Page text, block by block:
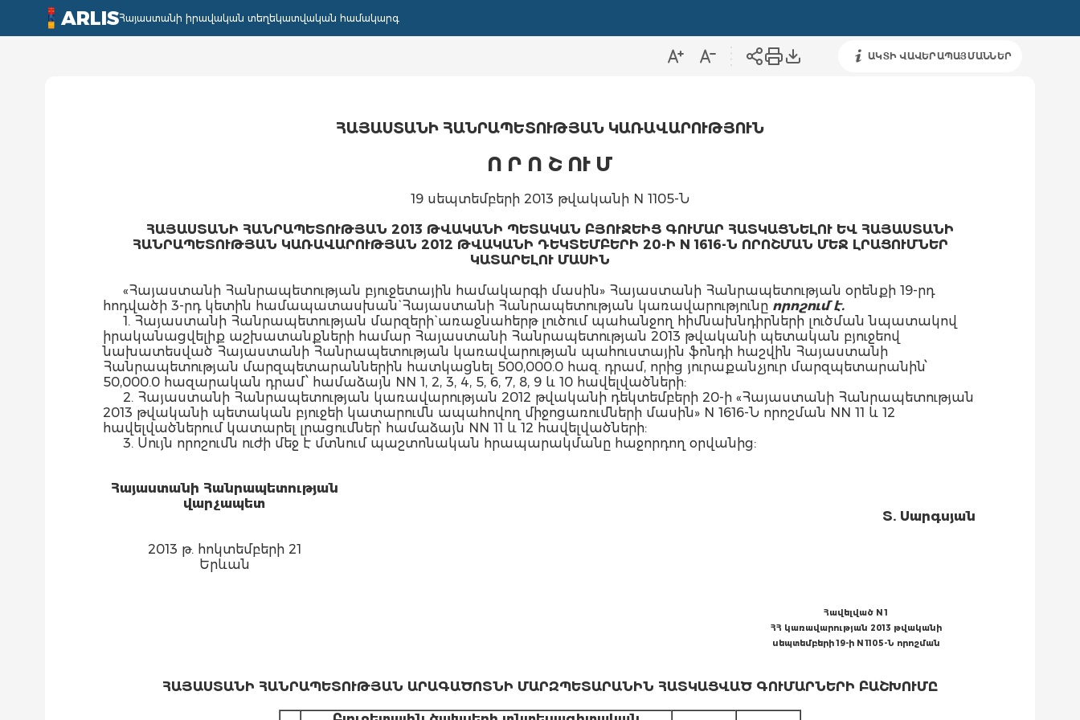
ARLISՀայաստանի իրավական տեղեկատվական համակարգ
ԱԿՏԻ ՎԱՎԵՐԱՊԱՅՄԱՆՆԵՐ
ՀԱՅԱՍՏԱՆԻ ՀԱՆՐԱՊԵՏՈՒԹՅԱՆ ԿԱՌԱՎԱՐՈՒԹՅՈՒՆ
Ո Ր Ո Շ ՈՒ Մ
19 սեպտեմբերի 2013 թվականի N 1105-Ն
ՀԱՅԱՍՏԱՆԻ ՀԱՆՐԱՊԵՏՈՒԹՅԱՆ 2013 ԹՎԱԿԱՆԻ ՊԵՏԱԿԱՆ ԲՅՈՒՋԵԻՑ ԳՈՒՄԱՐ ՀԱՏԿԱՑՆԵԼՈՒ ԵՎ ՀԱՅԱՍՏԱՆԻ
ՀԱՆՐԱՊԵՏՈՒԹՅԱՆ ԿԱՌԱՎԱՐՈՒԹՅԱՆ 2012 ԹՎԱԿԱՆԻ ԴԵԿՏԵՄԲԵՐԻ 20-Ի N 1616-Ն ՈՐՈՇՄԱՆ ՄԵՋ ԼՐԱՑՈՒՄՆԵՐ
ԿԱՏԱՐԵԼՈՒ ՄԱՍԻՆ
«Հայաստանի Հանրապետության բյուջետային համակարգի մասին» Հայաստանի Հանրապետության օրենքի 19-րդ
հոդվածի 3-րդ կետին համապատասխան` Հայաստանի Հանրապետության կառավարությունը որոշում է.
1. Հայաստանի Հանրապետության մարզերի` առաջնահերթ լուծում պահանջող հիմնախնդիրների լուծման նպատակով
իրականացվելիք աշխատանքների համար Հայաստանի Հանրապետության 2013 թվականի պետական բյուջեով
նախատեսված Հայաստանի Հանրապետության կառավարության պահուստային ֆոնդի հաշվին Հայաստանի
Հանրապետության մարզպետարաններին հատկացնել 500,000.0 հազ. դրամ, որից յուրաքանչյուր մարզպետարանին՝
50,000.0 հազարական դրամ՝ համաձայն NN 1, 2, 3, 4, 5, 6, 7, 8, 9 և 10 հավելվածների:
2. Հայաստանի Հանրապետության կառավարության 2012 թվականի դեկտեմբերի 20-ի «Հայաստանի Հանրապետության
2013 թվականի պետական բյուջեի կատարումն ապահովող միջոցառումների մասին» N 1616-Ն որոշման NN 11 և 12
հավելվածներում կատարել լրացումներ՝ համաձայն NN 11 և 12 հավելվածների:
3. Սույն որոշումն ուժի մեջ է մտնում պաշտոնական հրապարակմանը հաջորդող օրվանից:
Հայաստանի Հանրապետության
վարչապետ
Տ. Սարգսյան
2013 թ. հոկտեմբերի 21
Երևան
Հավելված N 1
ՀՀ կառավարության 2013 թվականի
սեպտեմբերի 19-ի N 1105-Ն որոշման
ՀԱՅԱՍՏԱՆԻ ՀԱՆՐԱՊԵՏՈՒԹՅԱՆ ԱՐԱԳԱԾՈՏՆԻ ՄԱՐԶՊԵՏԱՐԱՆԻՆ ՀԱՏԿԱՑՎԱԾ ԳՈՒՄԱՐՆԵՐԻ ԲԱՇԽՈՒՄԸ